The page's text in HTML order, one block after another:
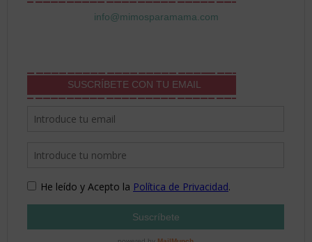
info@mimosparamama.com
SUSCRÍBETE CON TU EMAIL